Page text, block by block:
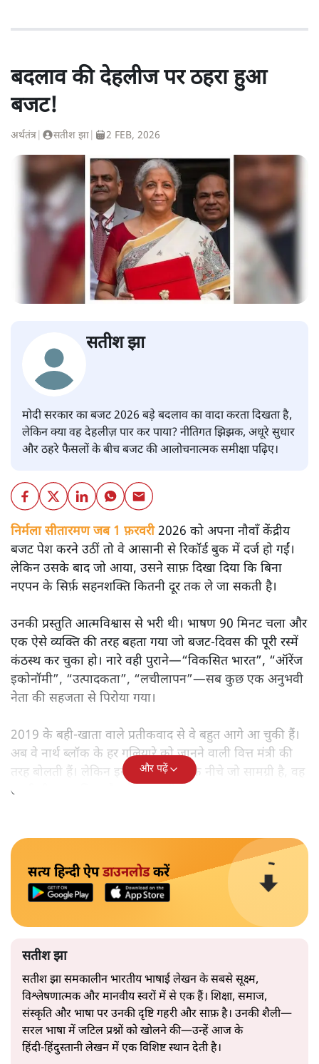
बदलाव की देहलीज पर ठहरा हुआ
बजट!
अर्थतंत्र सतीश झा 2 FEB, 2026
सतीश झा
मोदी सरकार का बजट 2026 बड़े बदलाव का वादा करता दिखता है,
लेकिन क्या वह देहलीज़ पार कर पाया? नीतिगत झिझक, अधूरे सुधार
और ठहरे फैसलों के बीच बजट की आलोचनात्मक समीक्षा पढ़िए।
निर्मला सीतारमण जब 1 फ़रवरी2026 को अपना नौवाँ केंद्रीय
बजट पेश करने उठीं तो वे आसानी से रिकॉर्ड बुक में दर्ज हो गईं।
लेकिन उसके बाद जो आया, उसने साफ़ दिखा दिया कि बिना
नएपन के सिर्फ़ सहनशक्ति कितनी दूर तक ले जा सकती है।
उनकी प्रस्तुति आत्मविश्वास से भरी थी। भाषण 90 मिनट चला और
एक ऐसे व्यक्ति की तरह बहता गया जो बजट‑दिवस की पूरी रस्में
कंठस्थ कर चुका हो। नारे वही पुराने—“विकसित भारत”, “ऑरेंज
इकोनॉमी”, “उत्पादकता”, “लचीलापन”—सब कुछ एक अनुभवी
नेता की सहजता से पिरोया गया।
2019 के बही‑खाता वाले प्रतीकवाद से वे बहुत आगे आ चुकी हैं।
अब वे नार्थ ब्लॉक के हर गलियारे को जानने वाली वित्त मंत्री की
तरह बोलती हैं। लेकिन इस आत्मविश्वास के नीचे जो सामग्री है, वह
उतनी ही अनुमानित और दोहराव भरी।
और पढ़ें
सत्य हिन्दी ऐपडाउनलोडकरें
सतीश झा
सतीश झा समकालीन भारतीय भाषाई लेखन के सबसे सूक्ष्म,
विश्लेषणात्मक और मानवीय स्वरों में से एक हैं। शिक्षा, समाज,
संस्कृति और भाषा पर उनकी दृष्टि गहरी और साफ़ है। उनकी शैली—
सरल भाषा में जटिल प्रश्नों को खोलने की—उन्हें आज के
हिंदी‑हिंदुस्तानी लेखन में एक विशिष्ट स्थान देती है।